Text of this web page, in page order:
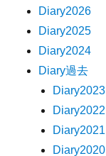
Diary2026
Diary2025
Diary2024
Diary過去
Diary2023
Diary2022
Diary2021
Diary2020